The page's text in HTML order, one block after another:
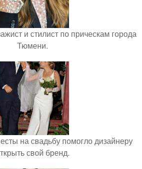
и стилист по прическам города
Тюмени.
на свадьбу помогло дизайнеру
свой бренд.